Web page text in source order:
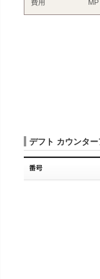
費用
デフト カウンタ